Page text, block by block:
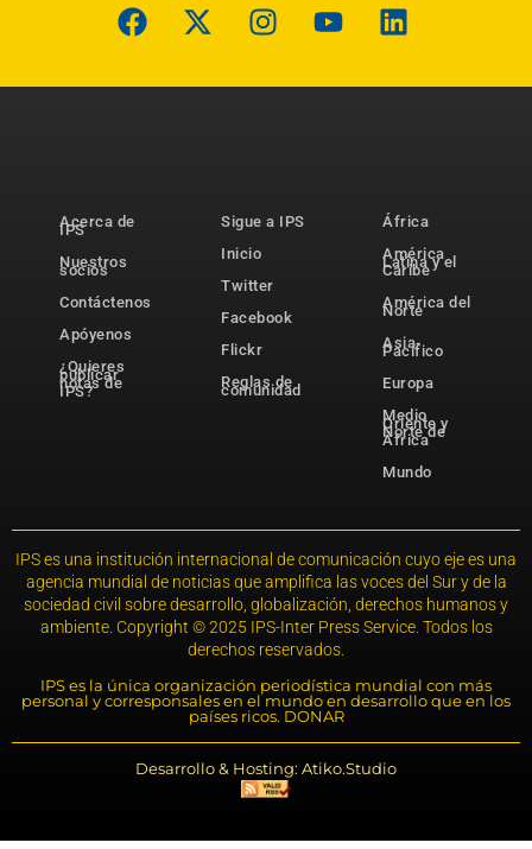
Acerca de
IPS
Nuestros
socios
Contáctenos
Apóyenos
¿Quieres
publicar
notas de
IPS?
Sigue a IPS
Inicio
Twitter
Facebook
Flickr
Reglas de
comunidad
África
América
Latina y el
Caribe
América del
Norte
Asia-
Pacífico
Europa
Medio
Oriente y
Norte de
África
Mundo
IPS es una institución internacional de comunicación cuyo eje es una
agencia mundial de noticias que amplifica las voces del Sur y de la
sociedad civil sobre desarrollo, globalización, derechos humanos y
ambiente. Copyright © 2025 IPS-Inter Press Service. Todos los
derechos reservados.
IPS es la única organización periodística mundial con más
personal y corresponsales en el mundo en desarrollo que en los
países ricos. DONAR
Desarrollo & Hosting: Atiko.Studio